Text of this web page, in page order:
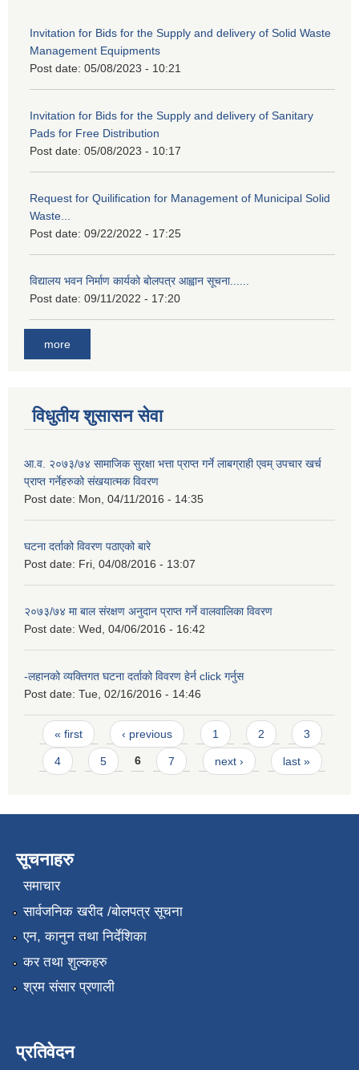
Invitation for Bids for the Supply and delivery of Solid Waste
Management Equipments
Post date: 05/08/2023 - 10:21
Invitation for Bids for the Supply and delivery of Sanitary
Pads for Free Distribution
Post date: 05/08/2023 - 10:17
Request for Quilification for Management of Municipal Solid
Waste...
Post date: 09/22/2022 - 17:25
विद्यालय भवन निर्माण कार्यको बोलपत्र आह्वान सूचना......
Post date: 09/11/2022 - 17:20
more
विधुतीय शुसासन सेवा
आ.व. २०७३/७४ सामाजिक सुरक्षा भत्ता प्राप्त गर्ने लाबग्राही एवम् उपचार खर्च
प्राप्त गर्नेहरुको संखयात्मक विवरण
Post date: Mon, 04/11/2016 - 14:35
घटना दर्ताको विवरण पठाएको बारे
Post date: Fri, 04/08/2016 - 13:07
२०७३/७४ मा बाल संरक्षण अनुदान प्राप्त गर्ने वालवालिका विवरण
Post date: Wed, 04/06/2016 - 16:42
-लहानको व्यक्तिगत घटना दर्ताको विवरण हेर्न click गर्नुस
Post date: Tue, 02/16/2016 - 14:46
Pages
« first ‹ previous 1 2 3
4 5 6 7 next › last »
सूचनाहरु
समाचार
सार्वजनिक खरीद /बोलपत्र सूचना
एन, कानुन तथा निर्देशिका
कर तथा शुल्कहरु
श्रम संसार प्रणाली
प्रतिवेदन